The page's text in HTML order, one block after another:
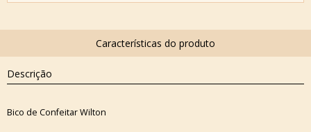
Descrição
Bico de Confeitar Wilton